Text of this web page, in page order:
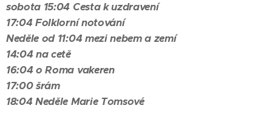
sobota 15:04 Cesta k uzdravení
17:04 Folklorní notování
Neděle od 11:04 mezi nebem a zemí
14:04 na cetě
16:04 o Roma vakeren
17:00 šrám
18:04 Neděle Marie Tomsové